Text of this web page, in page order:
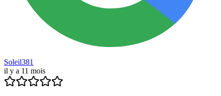
Soleil381
il y a 11 mois